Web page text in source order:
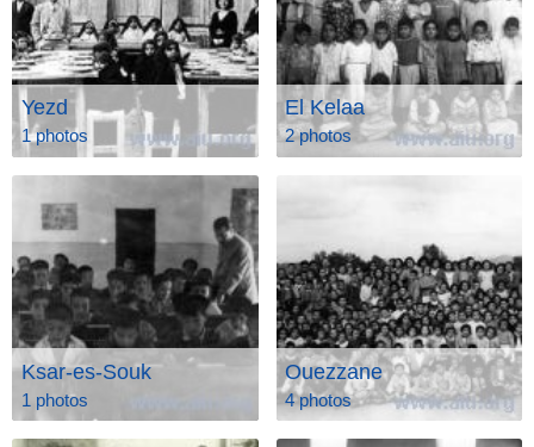
Yezd
1 photos
El Kelaa
2 photos
Ksar-es-Souk
1 photos
Ouezzane
4 photos